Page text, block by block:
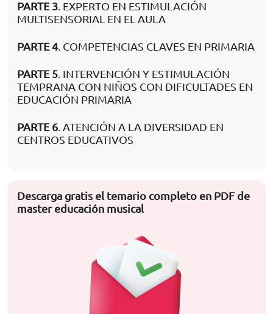
PARTE 3. EXPERTO EN ESTIMULACIÓN
MULTISENSORIAL EN EL AULA
PARTE 4. COMPETENCIAS CLAVES EN PRIMARIA
PARTE 5. INTERVENCIÓN Y ESTIMULACIÓN
TEMPRANA CON NIÑOS CON DIFICULTADES EN
EDUCACIÓN PRIMARIA
PARTE 6. ATENCIÓN A LA DIVERSIDAD EN
CENTROS EDUCATIVOS
Descarga gratis el temario completo en PDF de
master educación musical